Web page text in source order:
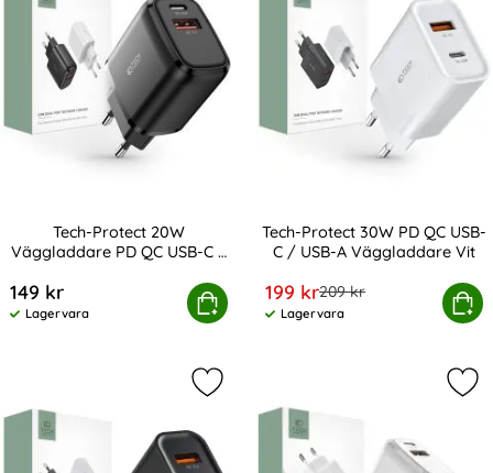
Tech-Protect 20W
Väggladdare PD QC USB-C /
149 kr
Tillgänglighet:
Lagervara
Köp
20W Väggladdare PD QC USB-C / USB-A Svart
Tech-Protect 30W PD QC USB-
C / USB-A Väggladdare Vit
rea pris
199 krtidigare pris
209 kr
Tillgänglighet:
Lagervara
Köp
Tech-Protect 30W PD QC USB-
Markera tech-Protect 30W PD QC